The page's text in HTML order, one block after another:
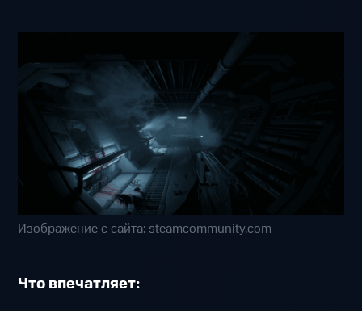
Изображение с сайта: steamcommunity.com
Что впечатляет: